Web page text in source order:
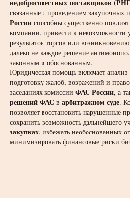
недобросовестных поставщиков
связанные с проведением закупочных
России способны существенно
компании, привести к невозможности
результатов торгов или
далеко не каждое решение
законным и обоснованным.
Юридическая помощь включает анализ
подготовку жалоб, возражений и
заседаниях комиссии ФАС России, а
решений ФАС в арбитражном суде.
позволяет восстановить нарушенные
сохранить возможность дальнейшего
закупках, избежать необоснованных
минимизировать финансовые риски